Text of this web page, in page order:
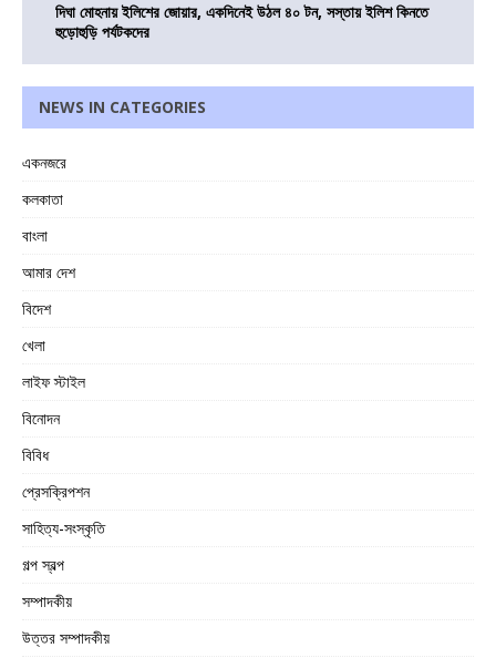
দিঘা মোহনায় ইলিশের জোয়ার, একদিনেই উঠল ৪০ টন, সস্তায় ইলিশ কিনতে
হুড়োহুড়ি পর্যটকদের
NEWS IN CATEGORIES
একনজরে
কলকাতা
বাংলা
আমার দেশ
বিদেশ
খেলা
লাইফ স্টাইল
বিনোদন
বিবিধ
প্রেসক্রিপশন
সাহিত্য-সংস্কৃতি
গল্প স্বল্প
সম্পাদকীয়
উত্তর সম্পাদকীয়